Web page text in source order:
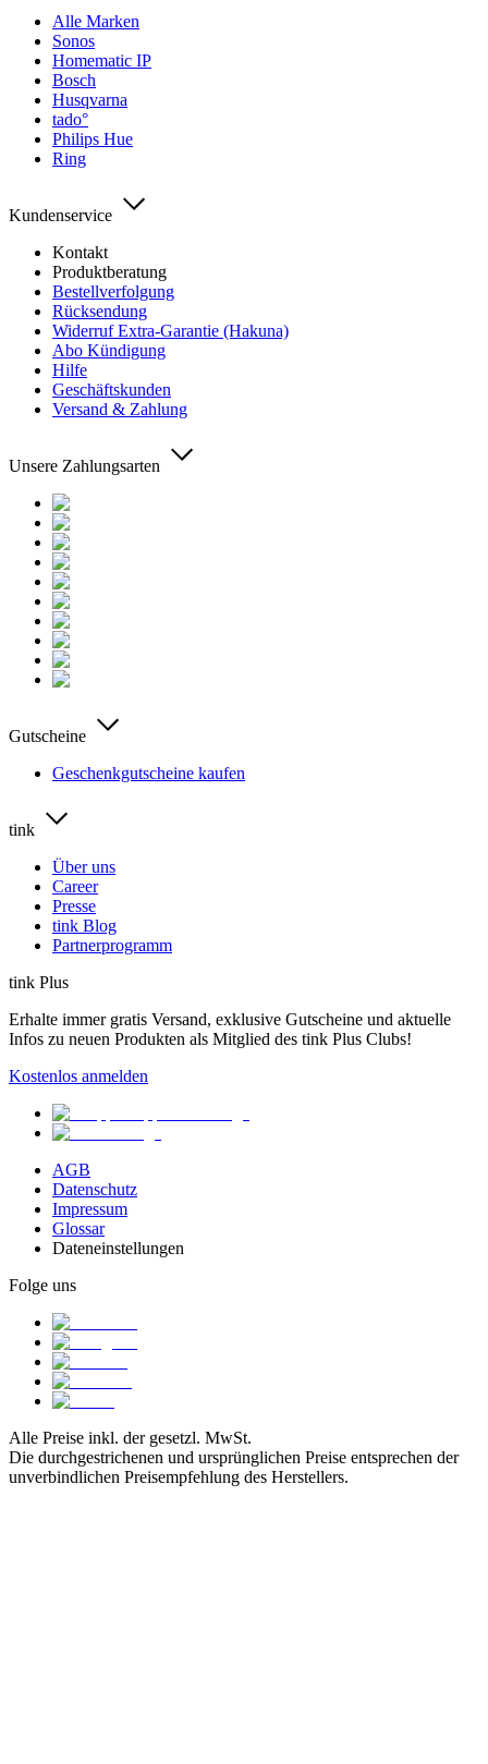
Alle Marken
Sonos
Homematic IP
Bosch
Husqvarna
tado°
Philips Hue
Ring
Kundenservice
Kontakt
Produktberatung
Bestellverfolgung
Rücksendung
Widerruf Extra-Garantie (Hakuna)
Abo Kündigung
Hilfe
Geschäftskunden
Versand & Zahlung
Unsere Zahlungsarten
Gutscheine
Geschenkgutscheine kaufen
tink
Über uns
Career
Presse
tink Blog
Partnerprogramm
tink Plus
Erhalte immer gratis Versand, exklusive Gutscheine und aktuelle
Infos zu neuen Produkten als Mitglied des tink Plus Clubs!
Kostenlos anmelden
AGB
Datenschutz
Impressum
Glossar
Dateneinstellungen
Folge uns
Alle Preise inkl. der gesetzl. MwSt.
Die durchgestrichenen und ursprünglichen Preise entsprechen der
unverbindlichen Preisempfehlung des Herstellers.